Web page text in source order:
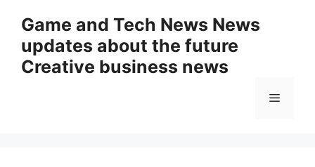
content
Game and Tech News News
updates about the future
Creative business news
Menu